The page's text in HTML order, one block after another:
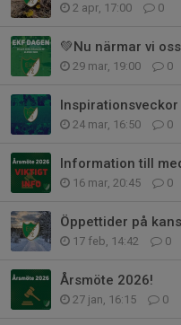
2 apr, 17:00 0
💚Nu närmar vi
29 mar, 19:00 0
24 mar, 16:50 0
Information till
16 mar, 20:45 0
Öppettider på
17 feb, 14:42 0
Årsmöte 2026!
27 jan, 16:15 0